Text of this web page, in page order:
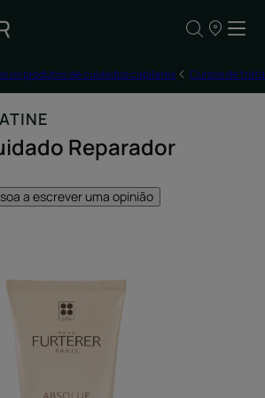
OS
DE
VENDA
os produtos de cuidados capilares Cursos de
Reparador
a escrever uma opinião